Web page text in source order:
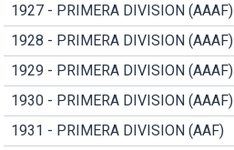
1927 - PRIMERA DIVISION (AAAF)
1928 - PRIMERA DIVISION (AAAF)
1929 - PRIMERA DIVISION (AAAF)
1930 - PRIMERA DIVISION (AAAF)
1931 - PRIMERA DIVISION (AAF)